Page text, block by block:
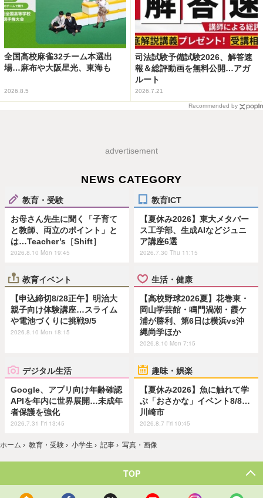
全国高校麻雀32チーム本選出
場…麻布や大阪星光、東海も
2026.8.5
司法試験予備試験2026、解答速
報＆総評動画を無料公開…アガ
ルート
2026.7.21
Recommended by
advertisement
NEWS CATEGORY
教育・受験
お母さん先生に聞く「子育て
と教師、両立のポイント」と
は…Teacher’s［Shift］
2026.8.10 Mon 19:45
教育ICT
【夏休み2026】東大メタバー
ス工学部、生成AIなどジュニ
ア講座6選
2026.7.30 Thu 11:15
教育イベント
【申込締切8/28正午】明治大
親子向け体験講座…スライム
や電池づくりに挑戦9/5
2026.8.10 Mon 18:15
生活・健康
【高校野球2026夏】花巻東・
岡山学芸館・鳴門渦潮・霞ケ
浦が勝利、第6日は横浜vs沖
縄尚学ほか
2026.8.10 Mon 7:15
デジタル生活
Google、アプリ向け年齢確認
APIを年内に世界展開…未成年
者保護を強化
2026.7.31 Fri 13:45
趣味・娯楽
【夏休み2026】魚に触れて学
ぶ「おさかな」イベント8/8…
川崎市
2026.8.7 Fri 10:45
ホーム › 教育・受験 › 小学生 › 記事 › 写真・画像
TOP